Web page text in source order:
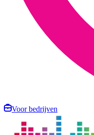
Voor bedrijven